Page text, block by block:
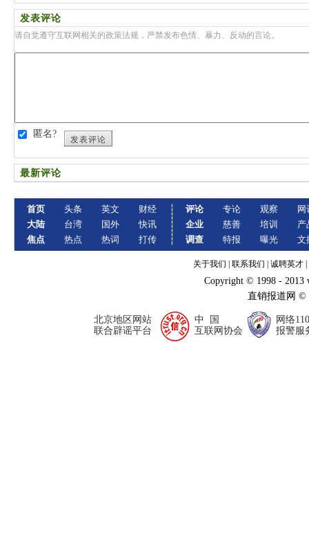
发表评论
请自觉遵守互联网相关的政策法规，严禁发布色情、暴力、反动的言论。
匿名?
发表评论
最新评论
首页
大陆
焦点
头条
台湾
热点
英文
国外
热词
财经
快讯
打传
评论
企业
调查
专论
慈善
特报
观察
培训
曝光
网
产
文
关于我们 联系我们 诚聘英才
Copyright © 1998 - 2013
直销报道网
北京地区网站
联合辟谣平台
中 国
互联网协会
网络110
报警服